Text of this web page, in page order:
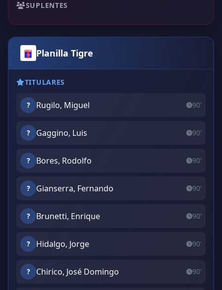
SUPLENTES
Planilla Tigre
TITULARES
? Rugilo, Miguel 90'
? Gaggino, Luis 90'
? Bores, Rodolfo 90'
? Gianserra, Fernando 90'
? Brunetti, Enrique 90'
? Hidalgo, Jorge 90'
? Chirico, José Domingo 90'